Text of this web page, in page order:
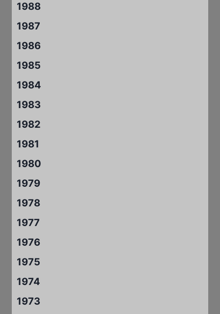
1988
1987
1986
1985
1984
1983
1982
1981
1980
1979
1978
1977
1976
1975
1974
1973